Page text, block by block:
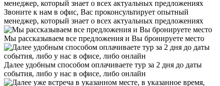
Звоните к нам в офис, Вас проконсультирует опытный
менеджер, который знает о всех актуальных предложениях
Мы рассказываем все предложения и Вы бронируете место
Далее удобным способом оплачиваете тур за 2 дня до даты
события, либо у нас в офисе, либо онлайн